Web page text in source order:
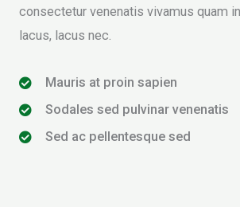
consectetur venenatis vivamus quam
lacus, lacus nec.
Mauris at proin sapien
Sodales sed pulvinar venenatis
Sed ac pellentesque sed